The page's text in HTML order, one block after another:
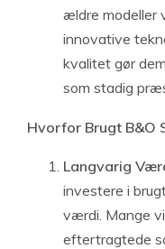
ældre modeller
innovative
kvalitet gør
som stadig
Hvorfor Brugt B&O
Langvarig
investere i
værdi. Mange
eftertragtede